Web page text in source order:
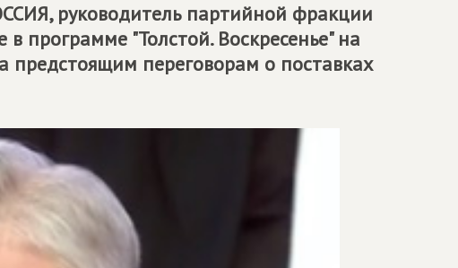
, руководитель партийной фракции
программе "Толстой. Воскресенье" на
переговорам о поставках